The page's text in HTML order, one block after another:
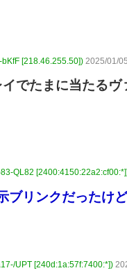
[218.46.255.50]) 2025/01/
でたまに当たる
QL82
ブリンクだったけ
UPT [240d:1a:57f:7400:*])